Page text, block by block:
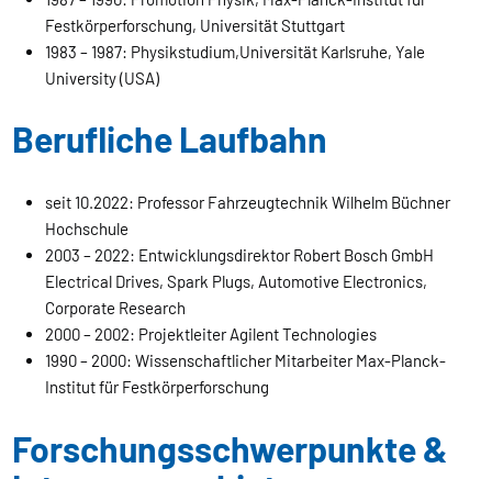
Festkörperforschung, Universität Stuttgart
1983 – 1987: Physikstudium,Universität Karlsruhe, Yale
University (USA)
Berufliche Laufbahn
seit 10.2022: Professor Fahrzeugtechnik Wilhelm Büchner
Hochschule
2003 – 2022: Entwicklungsdirektor Robert Bosch GmbH
Electrical Drives, Spark Plugs, Automotive Electronics,
Corporate Research
2000 – 2002: Projektleiter Agilent Technologies
1990 – 2000: Wissenschaftlicher Mitarbeiter Max-Planck-
Institut für Festkörperforschung
Forschungsschwerpunkte &